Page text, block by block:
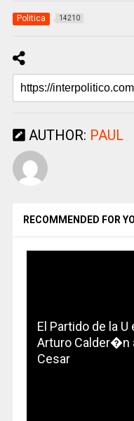
Politica 14210
AUTHOR: PAUL
RECOMMENDED FOR
El Partido de la
Arturo Calder�n
Cesar